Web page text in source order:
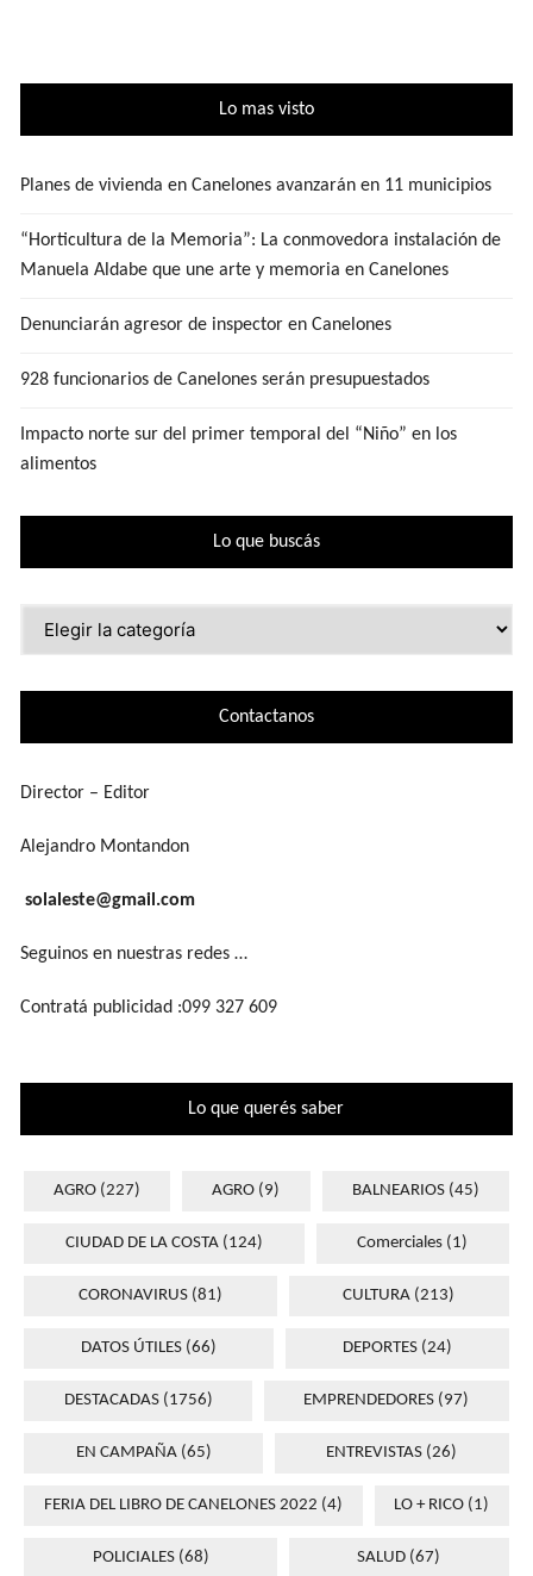
Lo mas visto
Planes de vivienda en Canelones avanzarán en 11 municipios
“Horticultura de la Memoria”: La conmovedora instalación de
Manuela Aldabe que une arte y memoria en Canelones
Denunciarán agresor de inspector en Canelones
928 funcionarios de Canelones serán presupuestados
Impacto norte sur del primer temporal del “Niño” en los
alimentos
Lo que buscás
Contactanos
Director – Editor
Alejandro Montandon
solaleste@gmail.com
Seguinos en nuestras redes …
Contratá publicidad :099 327 609
Lo que querés saber
AGRO (227) AGRO (9) BALNEARIOS(45)
CIUDAD DE LA COSTA(124) Comerciales (1)
CORONAVIRUS(81) CULTURA (213)
DATOS ÚTILES (66) DEPORTES(24)
DESTACADAS(1756) EMPRENDEDORES (97)
EN CAMPAÑA(65) ENTREVISTAS (26)
FERIA DEL LIBRO DE CANELONES 2022 (4) LO + RICO (1)
POLICIALES(68) SALUD (67)